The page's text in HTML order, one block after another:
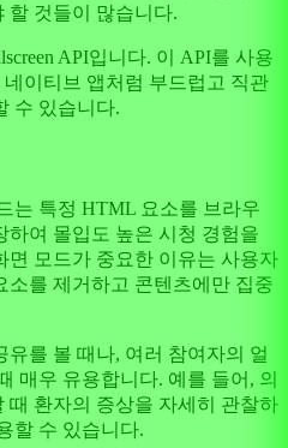
할 것들이 많습니다.
API입니다. 이 API를 사용
이티브 앱처럼 부드럽고 직관
수 있습니다.
는 특정 HTML 요소를 브라우
하여 몰입도 높은 시청 경험을
면 모드가 중요한 이유는 사용자
소를 제거하고 콘텐츠에만 집중
를 볼 때나, 여러 참여자의 얼
매우 유용합니다. 예를 들어, 의
때 환자의 증상을 자세히 관찰하
할 수 있습니다.